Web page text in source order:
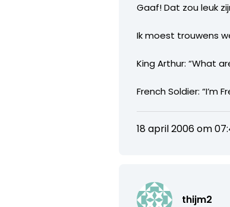
Gaaf! Dat zou leuk
Ik moest trouwens
King Arthur: “What
French Soldier: “I’m
18 april 2006 om
thijm2